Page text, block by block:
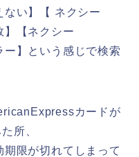
い】【 ネクシー
【ネクシー
】という感じで検索
カードが
所、
限が切れてしまって